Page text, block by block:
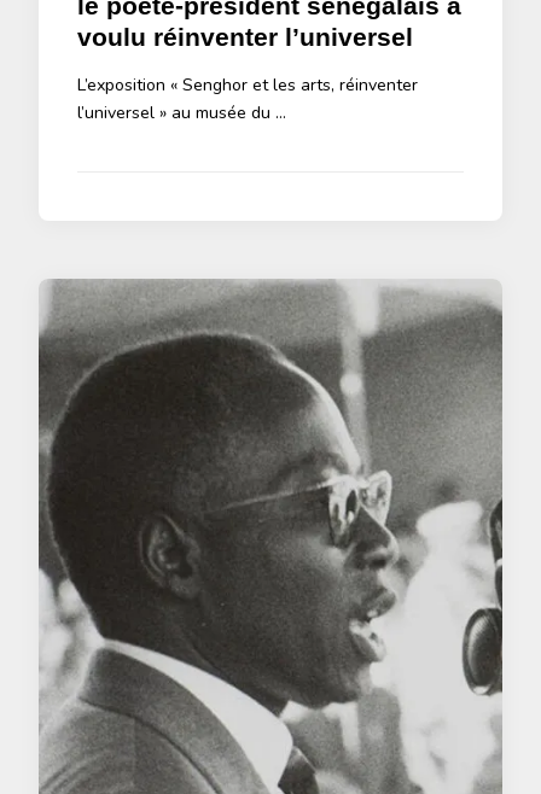
le poète-président sénégalais a
voulu réinventer l’universel
L’exposition « Senghor et les arts, réinventer
l’universel » au musée du …